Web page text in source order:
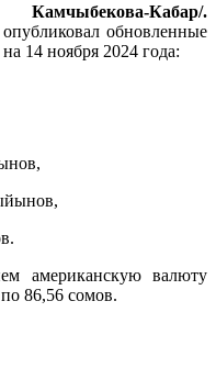
Кабар/.
обновленные
14 ноября 2024 года:
американскую валюту
86,56 сомов.